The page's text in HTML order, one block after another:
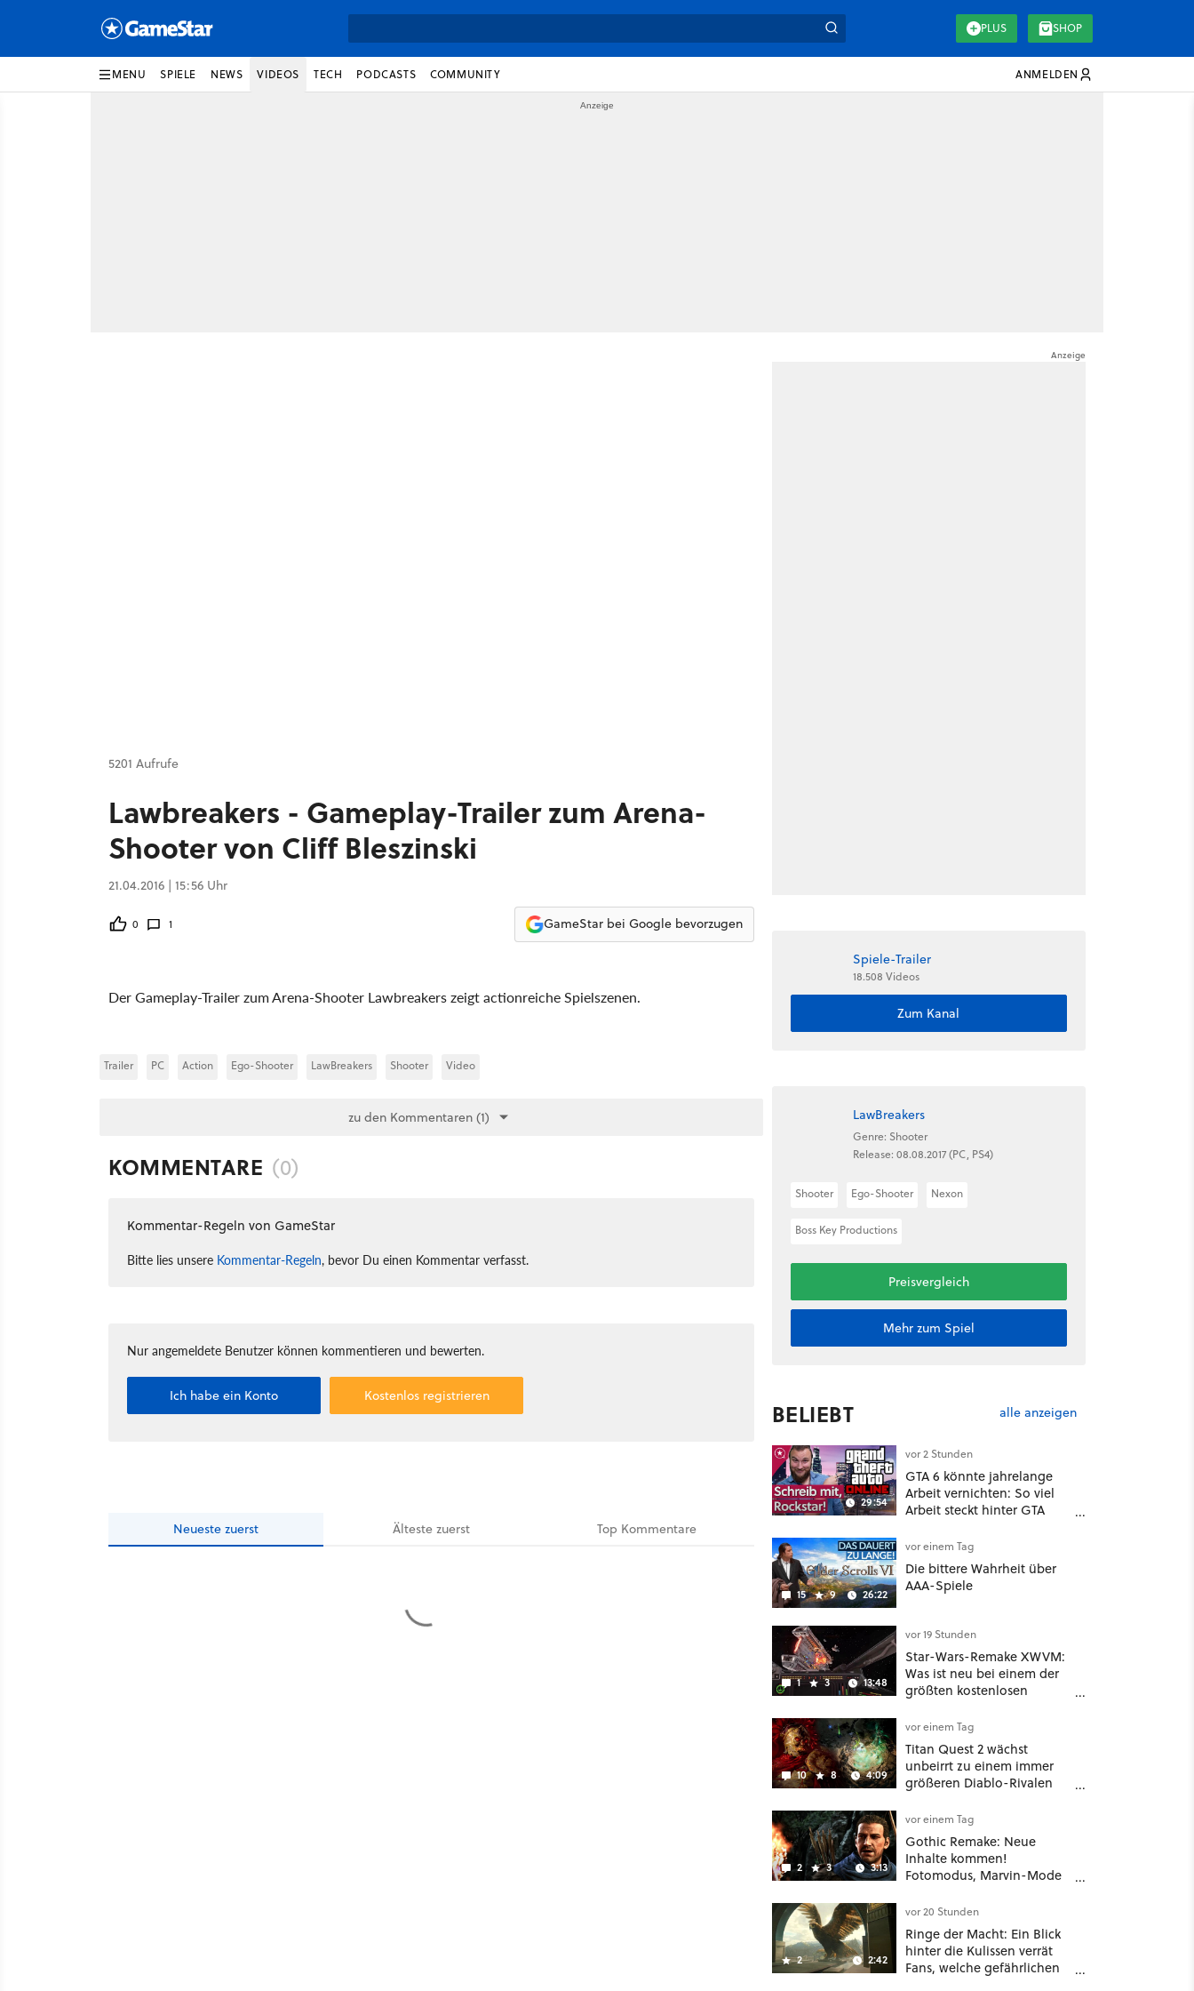
PLUS SHOP
MENU SPIELE NEWS VIDEOS TECH PODCASTS COMMUNITY ANMELDEN
5201 Aufrufe
Lawbreakers - Gameplay-Trailer zum Arena-
Shooter von Cliff Bleszinski
21.04.2016 | 15:56 Uhr
0 1 GameStar bei Google bevorzugen
Der Gameplay-Trailer zum Arena-Shooter Lawbreakers zeigt actionreiche Spielszenen.
Trailer PC Action Ego-Shooter LawBreakers Shooter Video
zu den Kommentaren (1)
KOMMENTARE (0)
Kommentar-Regeln von GameStar
Bitte lies unsere Kommentar-Regeln, bevor Du einen Kommentar verfasst.
Nur angemeldete Benutzer können kommentieren und bewerten.
Ich habe ein Konto Kostenlos registrieren
Neueste zuerst Ältestezuerst Top Kommentare
Spiele-Trailer
18.508 Videos
Zum Kanal
LawBreakers
Genre: Shooter
Release: 08.08.2017 (PC, PS4)
Shooter Ego-Shooter Nexon
Boss Key Productions
Preisvergleich
Mehr zum Spiel
BELIEBT alle anzeigen
29:54
vor 2 Stunden
GTA 6 könnte jahrelange
Arbeit vernichten: So viel
Arbeit steckt hinter GTA
15 9 26:22
vor einem Tag
Die bittere Wahrheit über
AAA-Spiele
1 3 13:48
vor 19 Stunden
Star-Wars-Remake XWVM:
Was ist neu bei einem der
größten kostenlosen
10 8 4:09
vor einem Tag
Titan Quest 2 wächst
unbeirrt zu einem immer
größeren Diablo-Rivalen
sogar eine richtige
Beschwörer-Klasse
2 3 3:13
vor einem Tag
Gothic Remake: Neue
Inhalte kommen!
Fotomodus, Marvin-Mode
2 2:42
vor 20 Stunden
Ringe der Macht: Ein Blick
hinter die Kulissen verrät
Fans, welche gefährlichen